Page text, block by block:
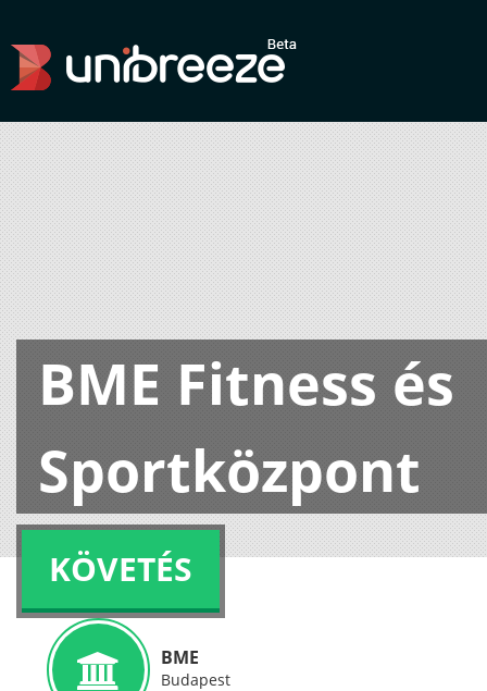
BME Fitness és
Sportközpont
KÖVETÉS
BME
Budapest